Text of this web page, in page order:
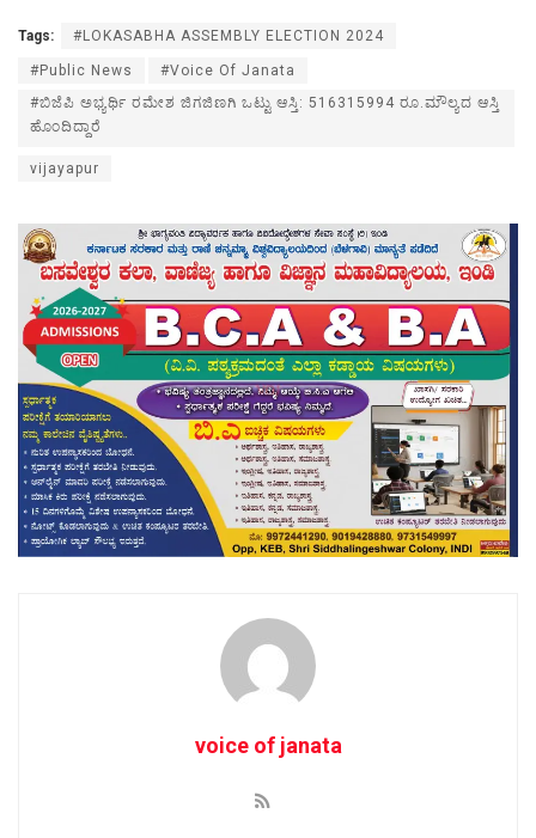
Tags: #LOKASABHA ASSEMBLY ELECTION 2024
#Public News
#Voice Of Janata
#ಬಿಜೆಪಿ ಅಭ್ಯರ್ಥಿ ರಮೇಶ ಜಿಗಜಿಣಗಿ ಒಟ್ಟು ಆಸ್ತಿ: 516315994 ರೂ.ಮೌಲ್ಯದ ಆಸ್ತಿ
ಹೊಂದಿದ್ದಾರೆ
vijayapur
voice of janata